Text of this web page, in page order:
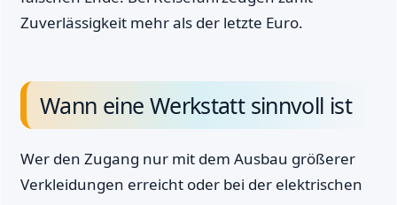
Zuverlässigkeit mehr als der letzte Euro.
Wann eine Werkstatt sinnvoll ist
Wer den Zugang nur mit dem Ausbau größerer
Verkleidungen erreicht oder bei der elektrischen